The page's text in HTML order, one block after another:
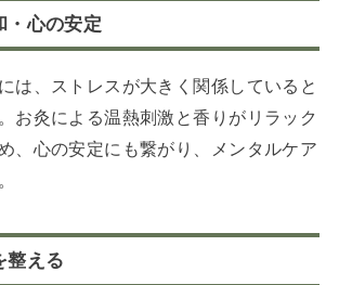
心の安定
は、ストレスが大きく関係していると
お灸による温熱刺激と香りがリラック
、心の安定にも繋がり、メンタルケア
える